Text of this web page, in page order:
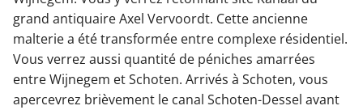
grand antiquaire Axel Vervoordt. Cette ancienne
malterie a été transformée entre complexe résidentiel.
Vous verrez aussi quantité de péniches amarrées
entre Wijnegem et Schoten. Arrivés à Schoten, vous
apercevrez brièvement le canal Schoten-Dessel avant